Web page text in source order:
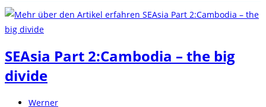
SEAsia Part 2:Cambodia – the big
divide
Beitrags-
Werner